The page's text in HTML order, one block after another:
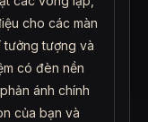
cho các màn
tưởng tượng và
có đèn nền
ánh chính
của bạn và